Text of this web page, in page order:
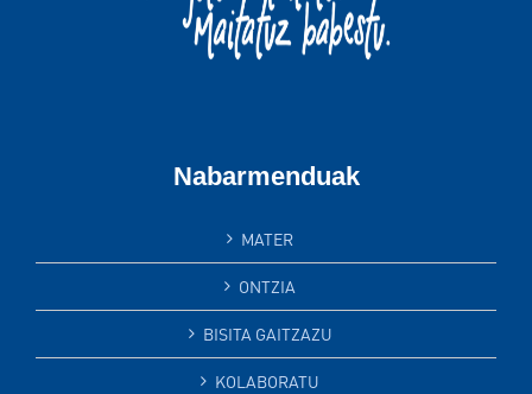
Nabarmenduak
MATER
ONTZIA
BISITA GAITZAZU
KOLABORATU